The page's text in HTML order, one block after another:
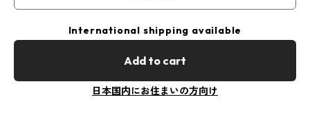
International shipping available
Add to cart
日本国内にお住まいの方向け